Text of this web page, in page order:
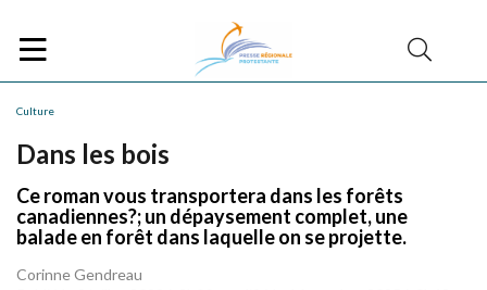
Culture
Dans les bois
Ce roman vous transportera dans les forêts
canadiennes?; un dépaysement complet, une
balade en forêt dans laquelle on se projette.
Corinne Gendreau